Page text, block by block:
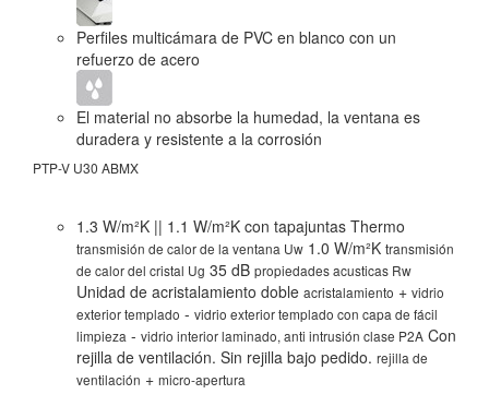
Perfiles multicámara de PVC en blanco con un
refuerzo de acero
El material no absorbe la humedad, la ventana es
duradera y resistente a la corrosión
PTP-V U30 ABMX
1.3 W/m²K || 1.1 W/m²K con tapajuntas Thermo
transmisión de calor de la ventana Uw 1.0 W/m²K transmisión
de calor del cristal Ug 35 dB propiedades acusticas Rw
Unidad de acristalamiento doble acristalamiento + vidrio
exterior templado - vidrio exterior templado con capa de fácil
limpieza - vidrio interior laminado, anti intrusión clase P2A Con
rejilla de ventilación. Sin rejilla bajo pedido. rejilla de
ventilación + micro-apertura